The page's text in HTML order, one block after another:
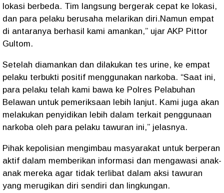
lokasi berbeda. Tim langsung bergerak cepat ke lokasi,
dan para pelaku berusaha melarikan diri.Namun empat
di antaranya berhasil kami amankan,” ujar AKP Pittor
Gultom.
Setelah diamankan dan dilakukan tes urine, ke empat
pelaku terbukti positif menggunakan narkoba. “Saat ini,
para pelaku telah kami bawa ke Polres Pelabuhan
Belawan untuk pemeriksaan lebih lanjut. Kami juga akan
melakukan penyidikan lebih dalam terkait penggunaan
narkoba oleh para pelaku tawuran ini,” jelasnya.
Pihak kepolisian mengimbau masyarakat untuk berperan
aktif dalam memberikan informasi dan mengawasi anak-
anak mereka agar tidak terlibat dalam aksi tawuran
yang merugikan diri sendiri dan lingkungan.